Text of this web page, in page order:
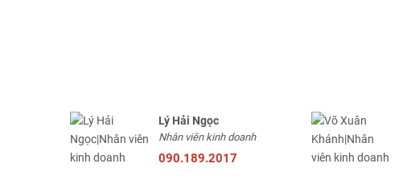
Lý Hải Ngọc
Nhân viên kinh doanh
090.189.2017